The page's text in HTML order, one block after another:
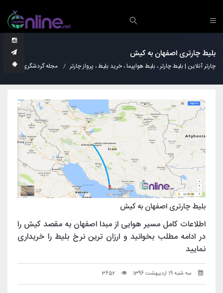
بلیط چارتری اصفهان به کیش
چارتر آنلاین | بلیط چارتر ، بلیط هواپیما ، خرید بلیط ، پرواز چارتر مجله گردشگری
بلیط چارتری اصفهان به کیش
اطلاعات کامل مسیر هوایی از مبدا اصفهان به مقصد کیش را
در ادامه مطلب بخوانید و ارزان ترین نرخ بلیط را خریداری
نمایید
سه شنبه 19 اردیبهشت 1396 3652